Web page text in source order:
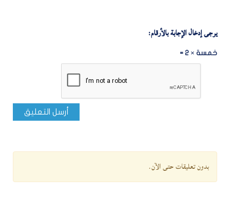
يرجى إدخال الإجابة بالأرقام:
خمسة × 2 =
أرسل التعليق
بدون تعليقات حتى الآن.